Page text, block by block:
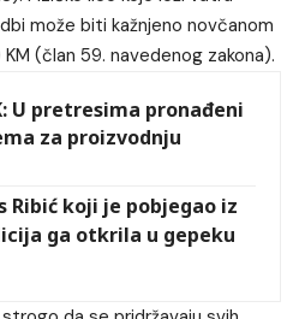
može biti kažnjeno novčanom
(član 59. navedenog zakona).
U pretresima pronađeni
za proizvodnju
Ribić koji je pobjegao iz
ga otkrila u gepeku